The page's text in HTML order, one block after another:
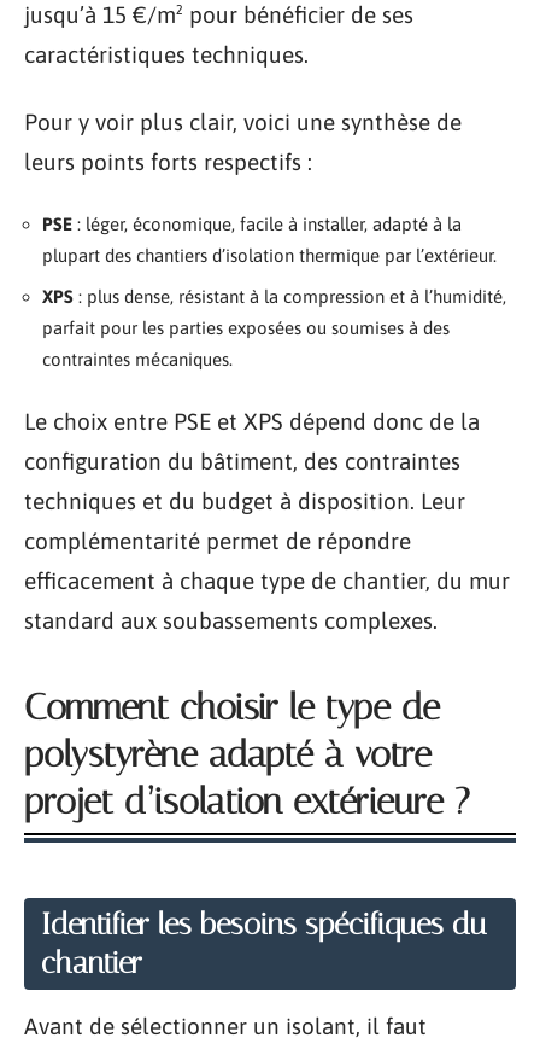
jusqu’à 15 €/m² pour bénéficier de ses
caractéristiques techniques.
Pour y voir plus clair, voici une synthèse de
leurs points forts respectifs :
PSE : léger, économique, facile à installer, adapté à la
plupart des chantiers d’isolation thermique par l’extérieur.
XPS : plus dense, résistant à la compression et à l’humidité,
parfait pour les parties exposées ou soumises à des
contraintes mécaniques.
Le choix entre PSE et XPS dépend donc de la
configuration du bâtiment, des contraintes
techniques et du budget à disposition. Leur
complémentarité permet de répondre
efficacement à chaque type de chantier, du mur
standard aux soubassements complexes.
Comment choisir le type de
polystyrène adapté à votre
projet d’isolation extérieure ?
Identifier les besoins spécifiques du
chantier
Avant de sélectionner un isolant, il faut